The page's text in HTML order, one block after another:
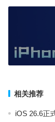
相关推荐
iOS 26.6正